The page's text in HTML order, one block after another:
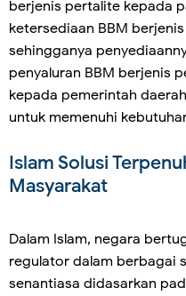
berjenis pertalite kepada
ketersediaan BBM
sehingganya
penyaluran BBM berjenis
kepada pemerintah
untuk memenuhi
Islam Solusi
Masyarakat
Dalam Islam, negara
regulator dalam berbagai
senantiasa didasarkan